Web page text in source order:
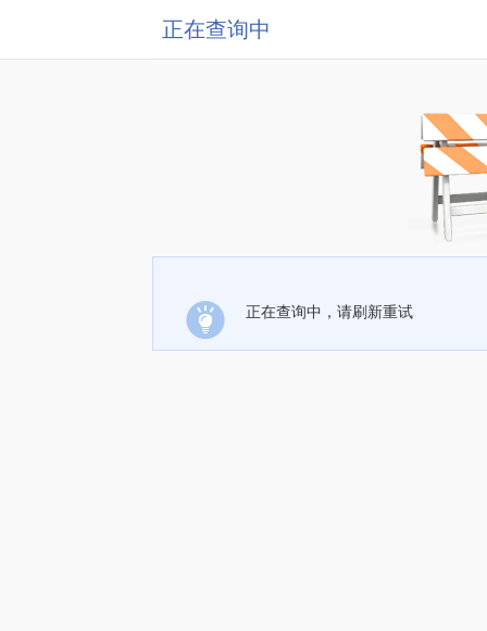
正在查询中
正在查询中，请刷新重试